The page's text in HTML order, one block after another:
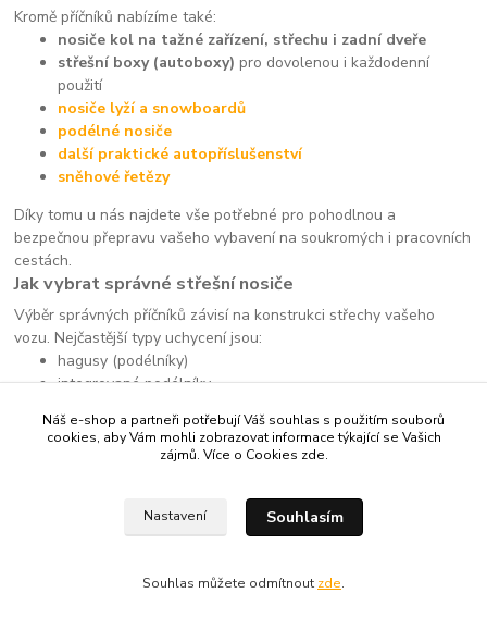
Kromě příčníků nabízíme také:
nosiče kol na tažné zařízení, střechu i zadní dveře
střešní boxy (autoboxy) pro dovolenou i každodenní
použití
nosiče lyží a snowboardů
podélné nosiče
další praktické autopříslušenství
sněhové řetězy
Díky tomu u nás najdete vše potřebné pro pohodlnou a
bezpečnou přepravu vašeho vybavení na soukromých i pracovních
cestách.
Jak vybrat správné střešní nosiče
Výběr správných příčníků závisí na konstrukci střechy vašeho
vozu. Nejčastější typy uchycení jsou:
hagusy (podélníky)
integrované podélníky
hladká střecha
Každý typ vyžaduje specifické řešení. Správně zvolené
bezpečné upevnění dalšího příslušenství.
ověřené produkty od kvalitních výrobců
Náš e-shop a partneři potřebují Váš souhlas s použitím souborů
cookies, aby Vám mohli zobrazovat informace týkající se Vašich
zájmů. Více o Cookies zde.
Nastavení Souhlasím
Souhlas můžete odmítnout zde.